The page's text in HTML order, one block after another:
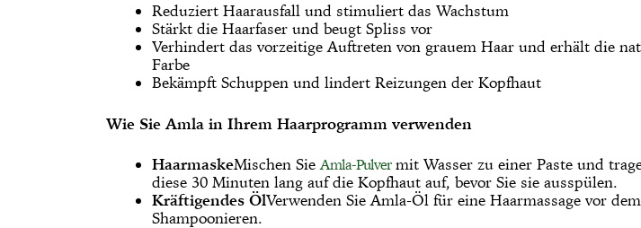
Reduziert Haarausfall und stimuliert das Wachstum
Stärkt die Haarfaser und beugt Spliss vor
Verhindert das vorzeitige Auftreten von grauem Haar und erhält die
Farbe
Bekämpft Schuppen und lindert Reizungen der Kopfhaut
Wie Sie Amla in Ihrem Haarprogramm verwenden
HaarmaskeMischen Sie Amla-Pulvermit Wasser zu einer Paste und
diese 30 Minuten lang auf die Kopfhaut auf, bevor Sie sie ausspülen.
Kräftigendes ÖlVerwenden Sie Amla-Öl für eine Haarmassage vor dem
Shampoonieren.